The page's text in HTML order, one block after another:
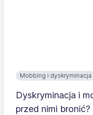
Mobbing i dyskryminacja
Dyskryminacja i
przed nimi bronić?